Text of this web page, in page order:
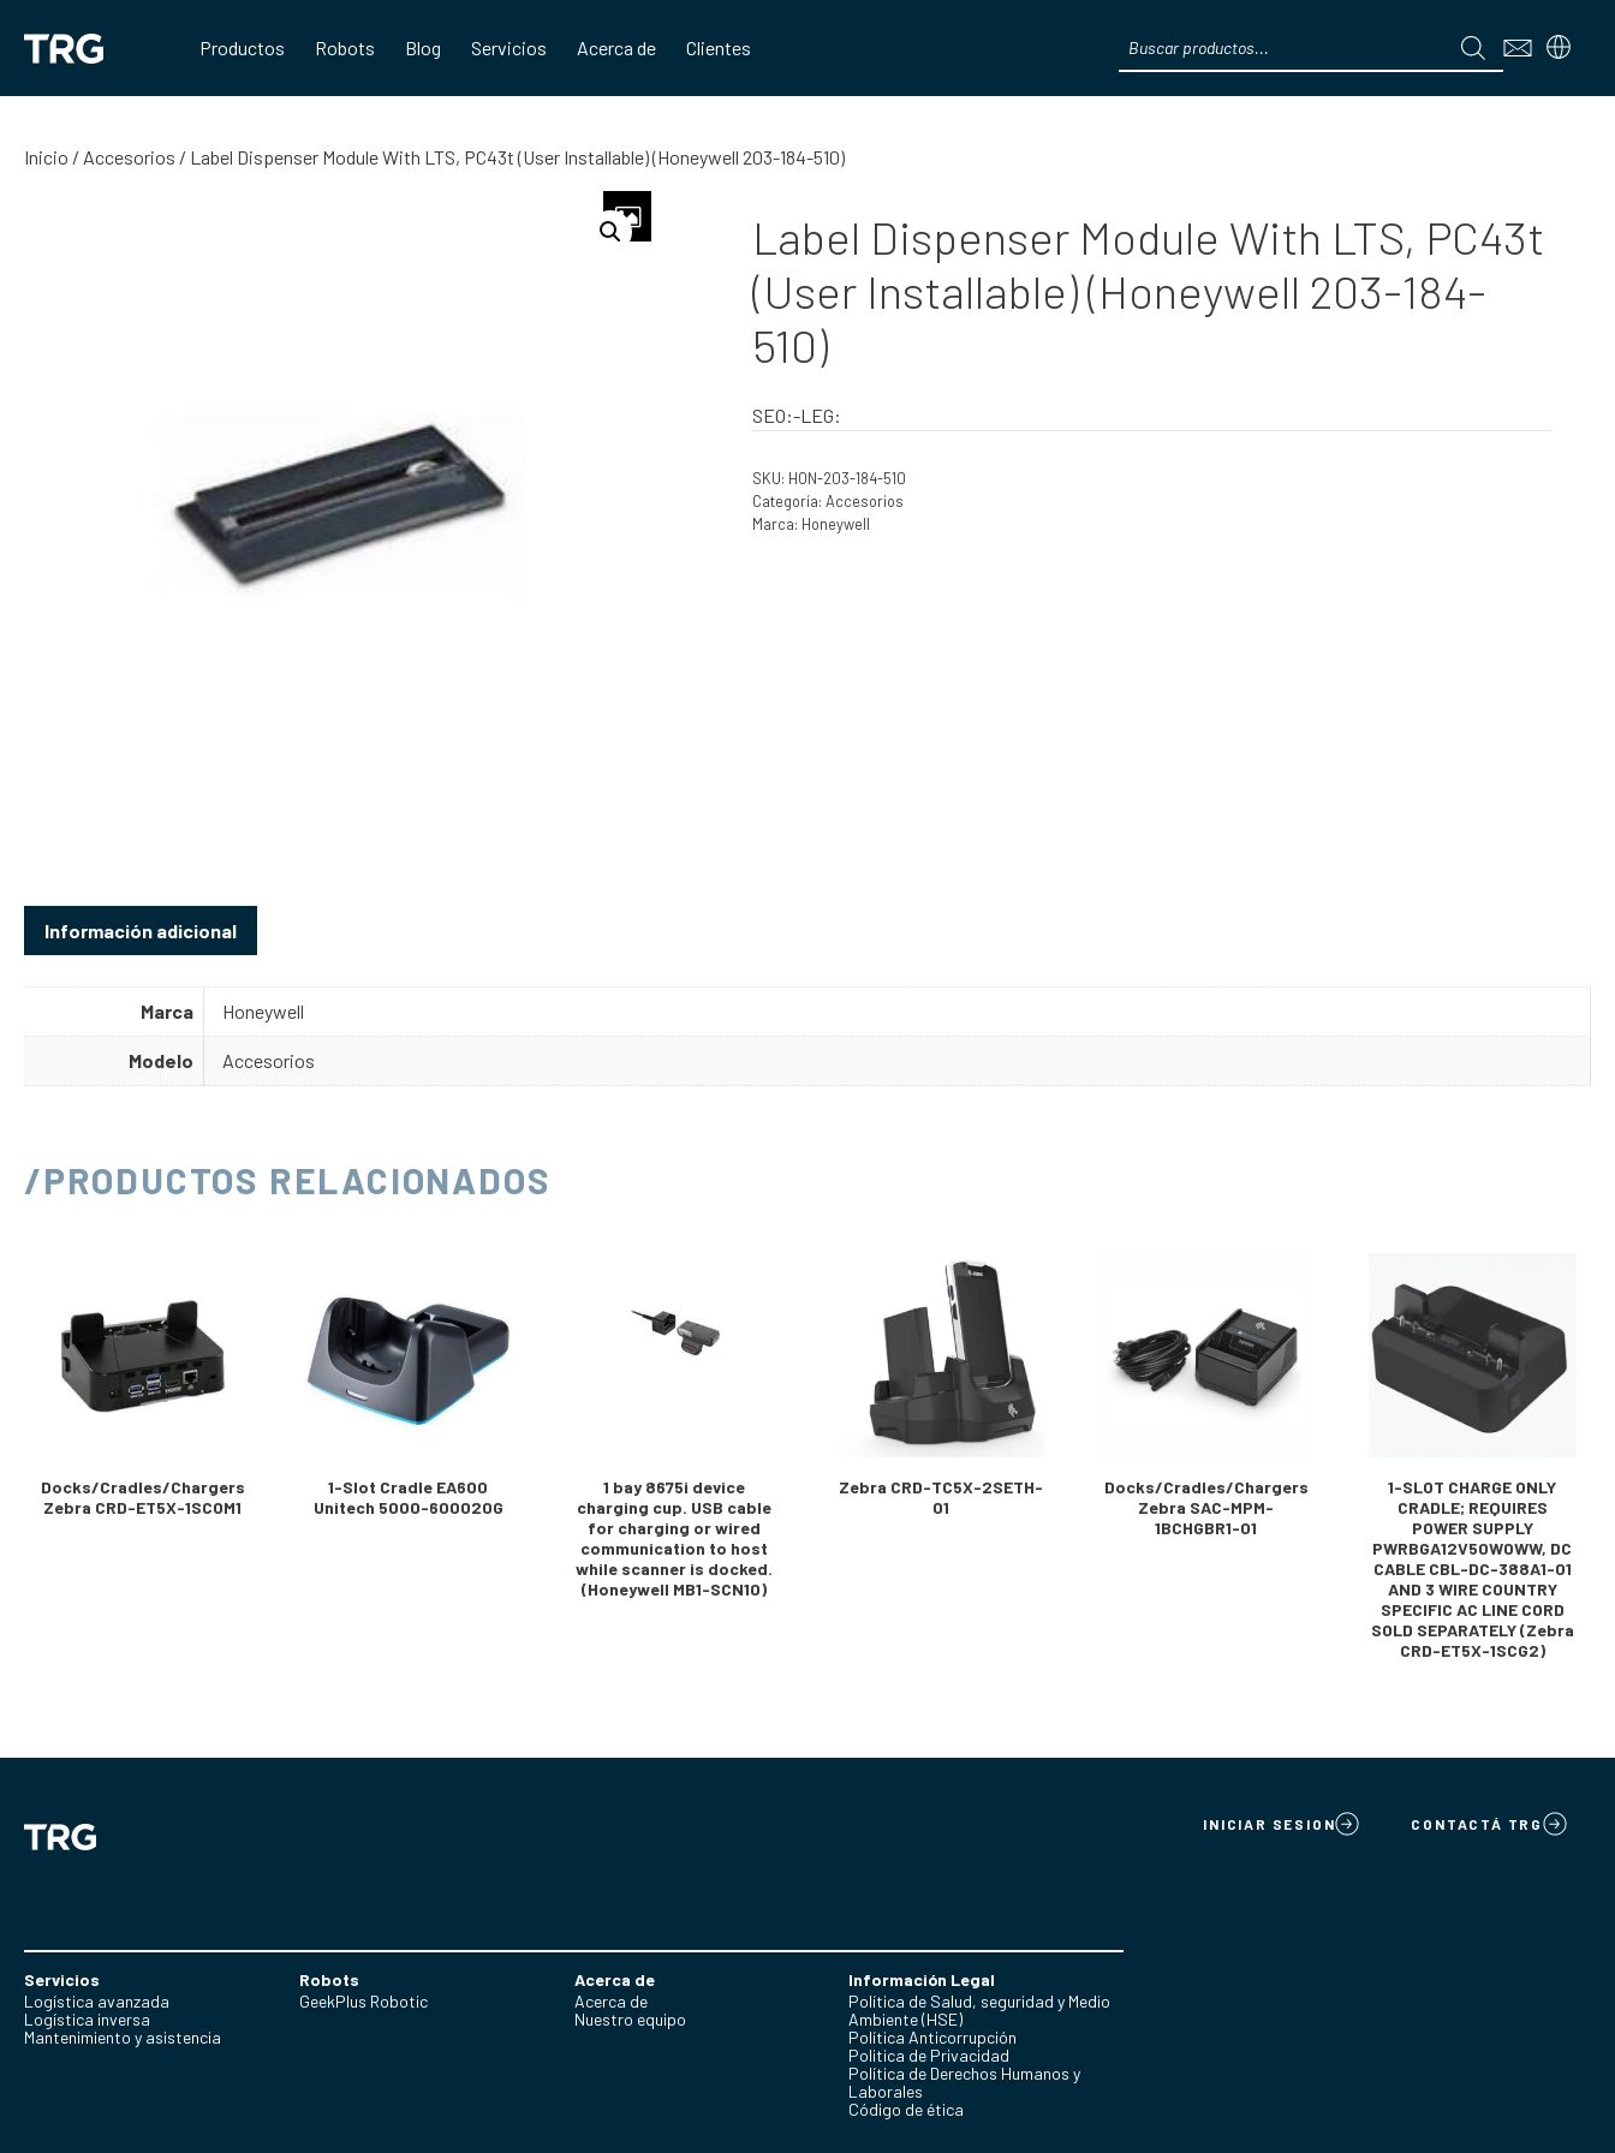
contenido
Productos Robots Blog Servicios Acerca de Clientes
search
Inicio / Accesorios / Label Dispenser Module With LTS, PC43t (User Installable) (Honeywell 203-184-510)
Label Dispenser Module With LTS, PC43t
(User Installable) (Honeywell 203-184-
510)
SEO:-LEG:
SKU: HON-203-184-510
Categoría: Accesorios
Marca: Honeywell
Información adicional
Marca Honeywell
Modelo Accesorios
/PRODUCTOS RELACIONADOS
Docks/Cradles/Chargers
Zebra CRD-ET5X-1SCOM1
1-Slot Cradle EA600
Unitech 5000-600020G
1 bay 8675i device
charging cup. USB cable
for charging or wired
communication to host
while scanner is docked.
(Honeywell MB1-SCN10)
Zebra CRD-TC5X-2SETH-
01
Docks/Cradles/Chargers
Zebra SAC-MPM-
1BCHGBR1-01
1-SLOT CHARGE ONLY
CRADLE; REQUIRES
POWER SUPPLY
PWRBGA12V50W0WW, DC
CABLE CBL-DC-388A1-01
AND 3 WIRE COUNTRY
SPECIFIC AC LINE CORD
SOLD SEPARATELY (Zebra
CRD-ET5X-1SCG2)
INICIAR SESION CONTACTÁ TRG
Servicios
Logística avanzada
Logística inversa
Mantenimiento y asistencia
Robots
GeekPlus Robotic
Acerca de
Acerca de
Nuestro equipo
Información Legal
Política de Salud, seguridad y Medio
Ambiente (HSE)
Política Anticorrupción
Politica de Privacidad
Política de Derechos Humanos y
Laborales
Código de ética